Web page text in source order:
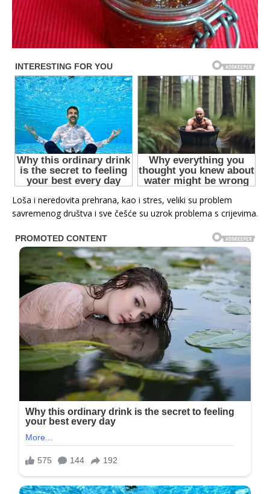
Loša i neredovita prehrana, kao i stres, veliki su problem
savremenog društva i sve češće su uzrok problema s crijevima.